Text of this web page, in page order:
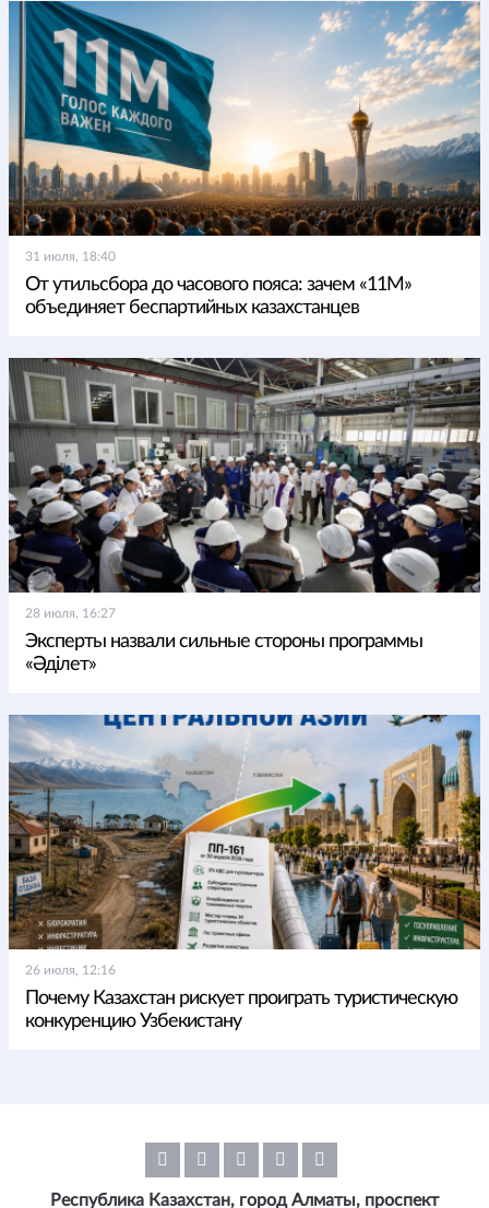
31 июля, 18:40
От утильсбора до часового пояса: зачем «11М»
объединяет беспартийных казахстанцев
28 июля, 16:27
Эксперты назвали сильные стороны программы
«Әділет»
26 июля, 12:16
Почему Казахстан рискует проиграть туристическую
конкуренцию Узбекистану
Республика Казахстан, город Алматы, проспект